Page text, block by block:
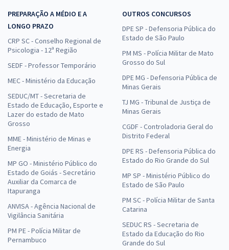
PREPARAÇÃO A MÉDIO E A
LONGO PRAZO
CRP SC - Conselho Regional de
Psicologia - 12ª Região
SEDF - Professor Temporário
MEC - Ministério da Educação
SEDUC/MT - Secretaria de
Estado de Educação, Esporte e
Lazer do estado de Mato
Grosso
MME - Ministério de Minas e
Energia
MP GO - Ministério Público do
Estado de Goiás - Secretário
Auxiliar da Comarca de
Itapuranga
ANVISA - Agência Nacional de
Vigilância Sanitária
PM PE - Polícia Militar de
Pernambuco
OUTROS CONCURSOS
DPE SP - Defensoria Pública do
Estado de São Paulo
PM MS - Polícia Militar de Mato
Grosso do Sul
DPE MG - Defensoria Pública de
Minas Gerais
TJ MG - Tribunal de Justiça de
Minas Gerais
CGDF - Controladoria Geral do
Distrito Federal
DPE RS - Defensoria Pública do
Estado do Rio Grande do Sul
MP SP - Ministério Público do
Estado de São Paulo
PM SC - Polícia Militar de Santa
Catarina
SEDUC RS - Secretaria de
Estado da Educação do Rio
Grande do Sul